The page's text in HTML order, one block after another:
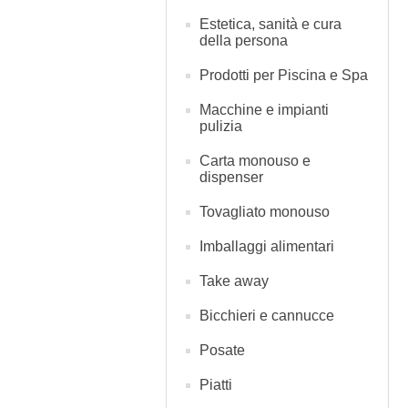
Estetica, sanità e cura
della persona
Prodotti per Piscina e Spa
Macchine e impianti
pulizia
Carta monouso e
dispenser
Tovagliato monouso
Imballaggi alimentari
Take away
Bicchieri e cannucce
Posate
Piatti